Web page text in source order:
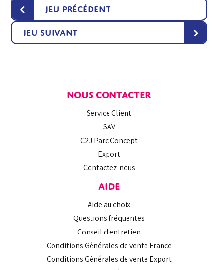
‹ Jeu précédent
Jeu suivant ›
NOUS CONTACTER
Service Client
SAV
C2J Parc Concept
Export
Contactez-nous
AIDE
Aide au choix
Questions fréquentes
Conseil d’entretien
Conditions Générales de vente France
Conditions Générales de vente Export